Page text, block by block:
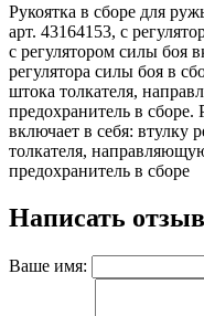
Рукоятка в сборе для
арт. 43164153, с
с регулятором силы боя
регулятора силы боя в
штока толкателя,
предохранитель в сборе.
включает в себя: втулку
толкателя,
предохранитель в сборе
Написать отзыв
Ваше имя: